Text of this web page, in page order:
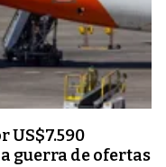
US$7.590
guerra de ofertas